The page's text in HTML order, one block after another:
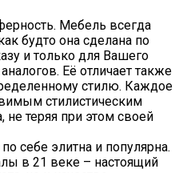
Мебель всегда
будто она сделана по
и только для Вашего
Её отличает также
стилю. Каждое
стилистическим
теряя при этом своей
себе элитна и популярна.
в 21 веке – настоящий